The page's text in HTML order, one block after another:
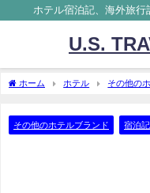
ホテル宿泊記、海外旅
U.S.
ホーム ホテル その他の
その他のホテルブランド 宿泊記